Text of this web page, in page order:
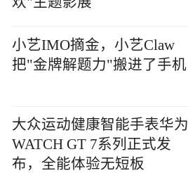
小艺IMO摘金，小艺Claw
把"金牌解题力"搬进了手机
大众运动健康智能手表华为
WATCH GT 7系列正式发
布，全能体验无短板